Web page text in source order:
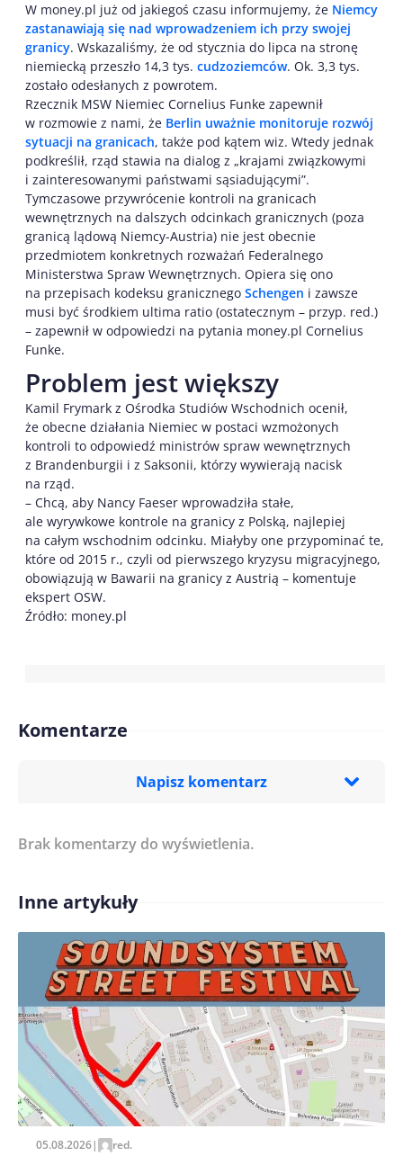
W money.pl już od jakiegoś czasu informujemy, że Niemcy
zastanawiają się nad wprowadzeniem ich przy swojej
granicy. Wskazaliśmy, że od stycznia do lipca na stronę
niemiecką przeszło 14,3 tys. cudzoziemców. Ok. 3,3 tys.
zostało odesłanych z powrotem.
Rzecznik MSW Niemiec Cornelius Funke zapewnił
w rozmowie z nami, że Berlin uważnie monitoruje rozwój
sytuacji na granicach, także pod kątem wiz. Wtedy jednak
podkreślił, rząd stawia na dialog z „krajami związkowymi
i zainteresowanymi państwami sąsiadującymi”.
Tymczasowe przywrócenie kontroli na granicach
wewnętrznych na dalszych odcinkach granicznych (poza
granicą lądową Niemcy-Austria) nie jest obecnie
przedmiotem konkretnych rozważań Federalnego
Ministerstwa Spraw Wewnętrznych. Opiera się ono
na przepisach kodeksu granicznego Schengen i zawsze
musi być środkiem ultima ratio (ostatecznym – przyp. red.)
– zapewnił w odpowiedzi na pytania money.pl Cornelius
Funke.
Problem jest większy
Kamil Frymark z Ośrodka Studiów Wschodnich ocenił,
że obecne działania Niemiec w postaci wzmożonych
kontroli to odpowiedź ministrów spraw wewnętrznych
z Brandenburgii i z Saksonii, którzy wywierają nacisk
na rząd.
– Chcą, aby Nancy Faeser wprowadziła stałe,
ale wyrywkowe kontrole na granicy z Polską, najlepiej
na całym wschodnim odcinku. Miałyby one przypominać te,
które od 2015 r., czyli od pierwszego kryzysu migracyjnego,
obowiązują w Bawarii na granicy z Austrią – komentuje
ekspert OSW.
Źródło: money.pl
Komentarze
Napisz komentarz
Treść komentarza*
Imię/ Nick*
Zapamiętaj moje dane w tej przeglądarce podczas
pisania kolejnych komentarzy.
Brak komentarzy do wyświetlenia.
Inne artykuły
05.08.2026| red.